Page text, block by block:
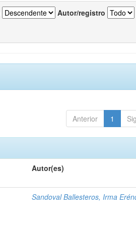
Autor/registro
Anterior 1
Autor(es)
Sandoval Ballesteros, Irma